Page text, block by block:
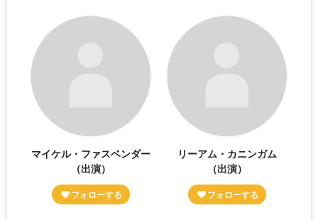
マイケル・ファスベンダー
（出演）
リーアム・カニンガム
（出演）